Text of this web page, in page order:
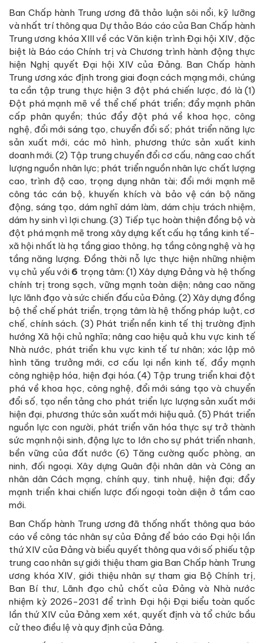
Ban Chấp hành Trung ương đã thảo luận sôi nổi, kỹ lưỡng
và nhất trí thông qua Dự thảo Báo cáo của Ban Chấp hành
Trung ương khóa XIII về các Văn kiện trình Đại hội XIV, đặc
biệt là Báo cáo Chính trị và Chương trình hành động thực
hiện Nghị quyết Đại hội XIV của Đảng. Ban Chấp hành
Trung ương xác định trong giai đoạn cách mạng mới, chúng
ta cần tập trung thực hiện 3 đột phá chiến lược, đó là (1)
Đột phá mạnh mẽ về thể chế phát triển; đẩy mạnh phân
cấp phân quyền; thúc đẩy đột phá về khoa học, công
nghệ, đổi mới sáng tạo, chuyển đổi số; phát triển năng lực
sản xuất mới, các mô hình, phương thức sản xuất kinh
doanh mới. (2) Tập trung chuyển đổi cơ cấu, nâng cao chất
lượng nguồn nhân lực; phát triển nguồn nhân lực chất lượng
cao, trình độ cao, trọng dụng nhân tài; đổi mới mạnh mẽ
công tác cán bộ, khuyến khích và bảo vệ cán bộ năng
động, sáng tạo, dám nghĩ dám làm, dám chịu trách nhiệm,
dám hy sinh vì lợi chung. (3) Tiếp tục hoàn thiện đồng bộ và
đột phá mạnh mẽ trong xây dựng kết cấu hạ tầng kinh tế-
xã hội nhất là hạ tầng giao thông, hạ tầng công nghệ và hạ
tầng năng lượng. Đồng thời nỗ lực thực hiện những nhiệm
vụ chủ yếu với 6 trọng tâm: (1) Xây dựng Đảng và hệ thống
chính trị trong sạch, vững mạnh toàn diện; nâng cao năng
lực lãnh đạo và sức chiến đấu của Đảng. (2) Xây dựng đồng
bộ thể chế phát triển, trọng tâm là hệ thống pháp luật, cơ
chế, chính sách. (3) Phát triển nền kinh tế thị trường định
hướng Xã hội chủ nghĩa; nâng cao hiệu quả khu vực kinh tế
Nhà nước, phát triển khu vực kinh tế tư nhân; xác lập mô
hình tăng trưởng mới, cơ cấu lại nền kinh tế, đẩy mạnh
công nghiệp hóa, hiện đại hóa. (4) Tập trung triển khai đột
phá về khoa học, công nghệ, đổi mới sáng tạo và chuyển
đổi số, tạo nền tảng cho phát triển lực lượng sản xuất mới
hiện đại, phương thức sản xuất mới hiệu quả. (5) Phát triển
nguồn lực con người, phát triển văn hóa thực sự trở thành
sức mạnh nội sinh, động lực to lớn cho sự phát triển nhanh,
bền vững của đất nước (6) Tăng cường quốc phòng, an
ninh, đối ngoại. Xây dựng Quân đội nhân dân và Công an
nhân dân Cách mạng, chính quy, tinh nhuệ, hiện đại; đẩy
mạnh triển khai chiến lược đối ngoại toàn diện ở tầm cao
mới.
Ban Chấp hành Trung ương đã thống nhất thông qua báo
cáo về công tác nhân sự của Đảng để báo cáo Đại hội lần
thứ XIV của Đảng và biểu quyết thông qua với số phiếu tập
trung cao nhân sự giới thiệu tham gia Ban Chấp hành Trung
ương khóa XIV, giới thiệu nhân sự tham gia Bộ Chính trị,
Ban Bí thư, Lãnh đạo chủ chốt của Đảng và Nhà nước
nhiệm kỳ 2026-2031 để trình Đại hội Đại biểu toàn quốc
lần thứ XIV của Đảng xem xét, quyết định và tổ chức bầu
cử theo điều lệ và quy định của Đảng.